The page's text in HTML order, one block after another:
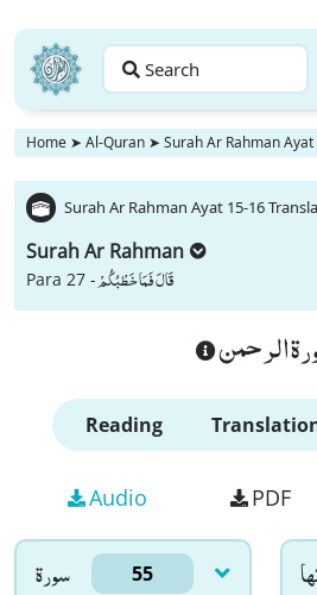
Search
Home ➤ Al-Quran ➤ Surah Ar Rahman
Surah Ar Rahman Ayat 15-16
Surah Ar Rahman
Para 27 -قَالَ فَمَا خَطْبُكُمْ
الرحمن
Reading
Audio PDF
سورۃ 55